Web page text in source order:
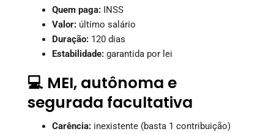
Quem paga: INSS
Valor: último salário
Duração: 120 dias
Estabilidade: garantida por lei
💻 MEI, autônoma e
segurada facultativa
Carência: inexistente (basta 1 contribuição)